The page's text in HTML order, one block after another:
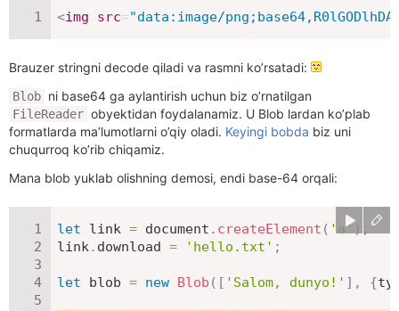
<img src="data:image/
Brauzer stringni decode qiladi va rasmni ko’rsatadi:
Blob ni base64 ga aylantirish uchun biz o’rnatilgan
FileReader obyektidan foydalanamiz. U Blob lardan ko’plab
formatlarda ma’lumotlarni o’qiy oladi. Keyingi bobda biz uni
chuqurroq ko’rib chiqamiz.
Mana blob yuklab olishning demosi, endi base-64 orqali:
let link = document . createElement ( 'a' ) ;
link. download = 'hello.txt' ;
let blob = new Blob ( [ 'Salom, dunyo!' ] , {